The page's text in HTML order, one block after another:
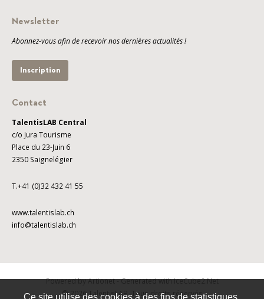
Newsletter
Abonnez-vous afin de recevoir nos dernières actualités !
Inscription
Contact
TalentisLAB Central
c/o Jura Tourisme
Place du 23-Juin 6
2350 Saignelégier
T.+41 (0)32 432 41 55
www.talentislab.ch
info@talentislab.ch
Powered by Artionet-Generated with IceCube2.Net
© 2026 TalentisLAB. Tous droits réservés
Ce site utilise des cookies à des fins de statistiques,